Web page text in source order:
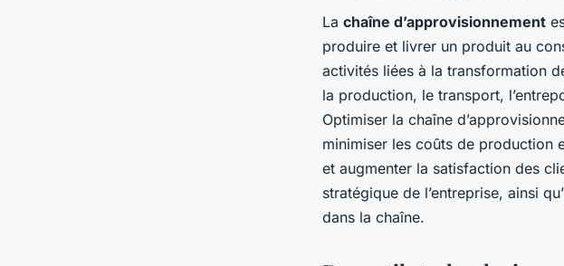
La chaîne d’approvisionnement
produire et livrer un produit au
activités liées à la transformation
la production, le transport,
Optimiser la chaîne
minimiser les coûts de production
et augmenter la satisfaction des
stratégique de l’entreprise, ainsi
dans la chaîne.